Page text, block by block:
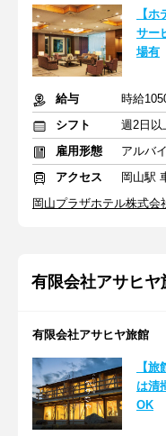
【
サー
場有
給与
時給
シフト
週2日以
雇用形態
アルバ
アクセス
岡山駅
岡山プラザホテル株式会
有限会社アサヒヤ
有限会社アサヒヤ旅館
【
は清
OK